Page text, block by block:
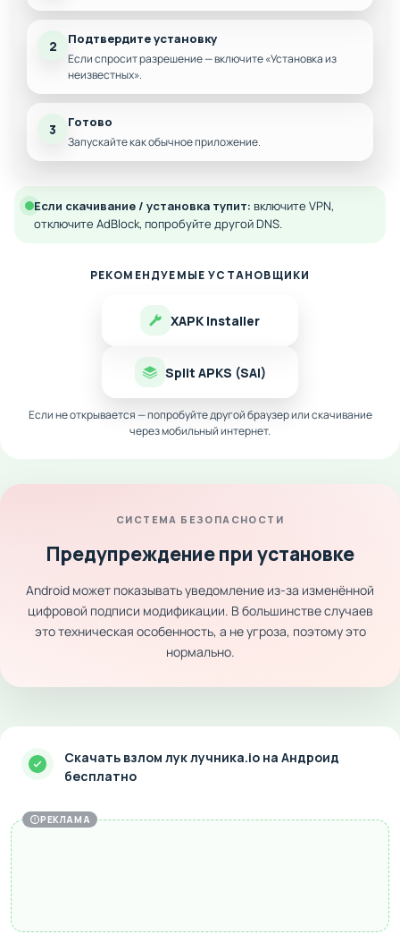
2 Подтвердите установку
Если спросит разрешение — включите «Установка из
неизвестных».
3 Готово
Запускайте как обычное приложение.
Если скачивание / установка тупит: включите VPN,
отключите AdBlock, попробуйте другой DNS.
РЕКОМЕНДУЕМЫЕ УСТАНОВЩИКИ
XAPK Installer
Split APKS (SAI)
Если не открывается — попробуйте другой браузер или скачивание
через мобильный интернет.
СИСТЕМА БЕЗОПАСНОСТИ
Предупреждение при установке
Android может показывать уведомление из-за изменённой
цифровой подписи модификации. В большинстве случаев
это техническая особенность, а не угроза, поэтому это
нормально.
Скачать взлом лук лучника.io на Андроид
бесплатно
РЕКЛАМА